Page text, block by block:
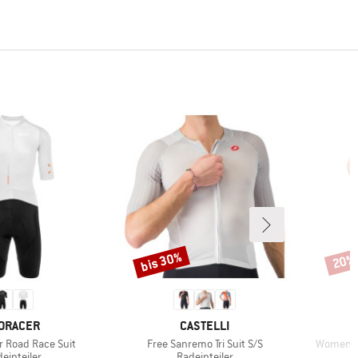
Road Race Suit
MARKE
CASTELLI
Artikel
Free Sanremo Tri Suit S/S
Rabatt
bis 30%
Artikel
20%